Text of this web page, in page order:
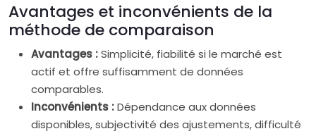
Avantages et inconvénients de la
méthode de comparaison
Avantages :Simplicité, fiabilité si le marché est
actif et offre suffisamment de données
comparables.
Inconvénients :Dépendance aux données
disponibles, subjectivité des ajustements, difficulté